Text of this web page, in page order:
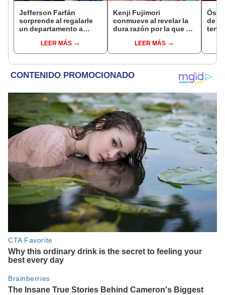
Jefferson Farfán
sorprende al regalarle
un departamento a
fútbol: "Lo hago de
corazón"
LEER MÁS
Kenji Fujimori
conmueve al revelar la
dura razón por la que no
esposa Erika Muñóz: "El
proceso judicial"
LEER MÁS
de